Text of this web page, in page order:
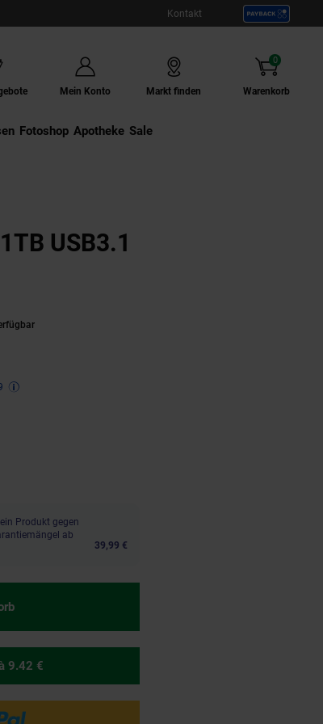
Kontakt
Mein Konto Markt finden Warenkorb
0
Artikel
Link:
Externer Link:
Fotoshop Externer Link:
Apotheke Sale
USB3.1
Produkt gegen
ab
39,99 €
9.42 €